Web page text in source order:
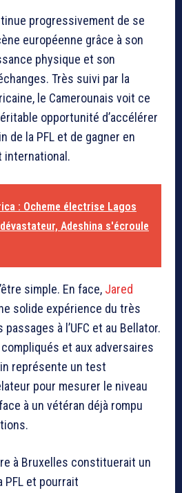
progressivement de se
européenne grâce à son
physique et son
Très suivi par la
le Camerounais voit ce
opportunité d’accélérer
de la PFL et de gagner en
: Ocheme électrise Lagos
Adeshina s'écroule
simple. En face, Jared
solide expérience du très
à l’UFC et au Bellator.
et aux adversaires
représente un test
pour mesurer le niveau
à un vétéran déjà rompu
à Bruxelles constituerait un
PFL et pourrait